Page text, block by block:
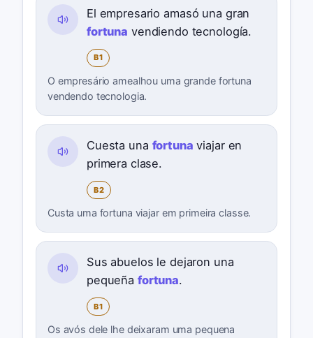
El empresario amasó una gran
fortuna vendiendo tecnología.
B1
O empresário amealhou uma grande fortuna
vendendo tecnologia.
Cuesta una fortuna viajar en
primera clase.
B2
Custa uma fortuna viajar em primeira classe.
Sus abuelos le dejaron una
pequeña fortuna.
B1
Os avós dele lhe deixaram uma pequena